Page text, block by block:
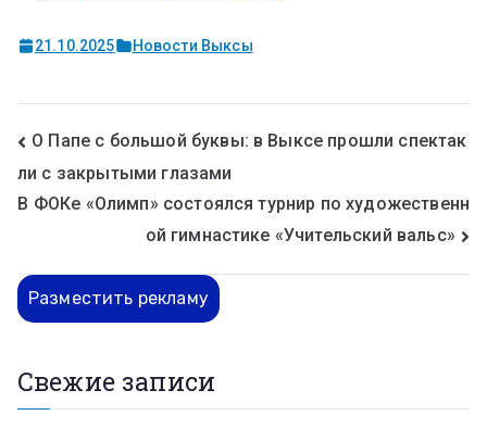
21.10.2025 Новости Выксы
О Папе с большой буквы: в Выксе прошли спектак
ли с закрытыми глазами
В ФОКе «Олимп» состоялся турнир по художественн
ой гимнастике «Учительский вальс»
Разместить рекламу
Свежие записи